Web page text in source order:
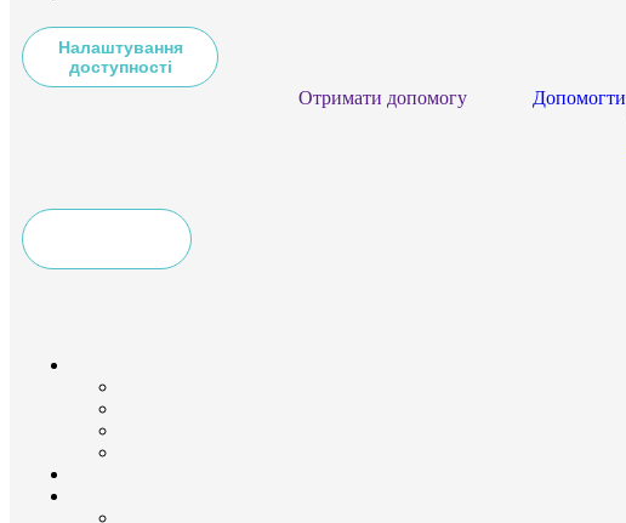
Налаштування
доступності
Отримати допомогу
Допомогти